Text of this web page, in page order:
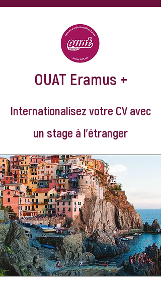
OUAT Eramus +
Internationalisez votre CV avec
un stage à l'étranger